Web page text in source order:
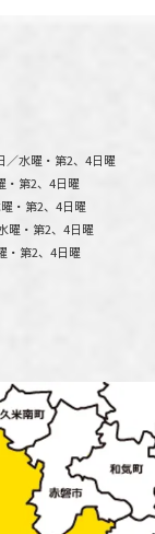
／水曜・第2、4日曜
・第2、4日曜
・第2、4日曜
曜・第2、4日曜
・第2、4日曜